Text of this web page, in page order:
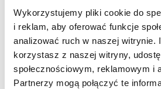
Wykorzystujemy pliki cookie do
i reklam, aby oferować funkcje
analizować ruch w naszej witrynie.
korzystasz z naszej witryny,
społecznościowym, reklamowym i
Partnerzy mogą połączyć te
Efekty 8 efektów
Długość 16m